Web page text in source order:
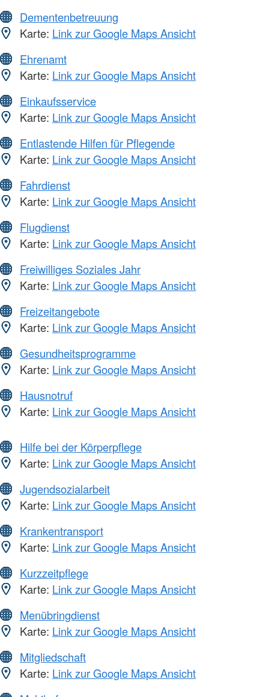
Dementenbetreuung
Karte: Link zur Google Maps Ansicht
Ehrenamt
Karte: Link zur Google Maps Ansicht
Einkaufsservice
Karte: Link zur Google Maps Ansicht
Entlastende Hilfen für Pflegende
Karte: Link zur Google Maps Ansicht
Fahrdienst
Karte: Link zur Google Maps Ansicht
Flugdienst
Karte: Link zur Google Maps Ansicht
Freiwilliges Soziales Jahr
Karte: Link zur Google Maps Ansicht
Freizeitangebote
Karte: Link zur Google Maps Ansicht
Gesundheitsprogramme
Karte: Link zur Google Maps Ansicht
Hausnotruf
Karte: Link zur Google Maps Ansicht
Hilfe bei der Körperpflege
Karte: Link zur Google Maps Ansicht
Jugendsozialarbeit
Karte: Link zur Google Maps Ansicht
Krankentransport
Karte: Link zur Google Maps Ansicht
Kurzzeitpflege
Karte: Link zur Google Maps Ansicht
Menübringdienst
Karte: Link zur Google Maps Ansicht
Mitgliedschaft
Karte: Link zur Google Maps Ansicht